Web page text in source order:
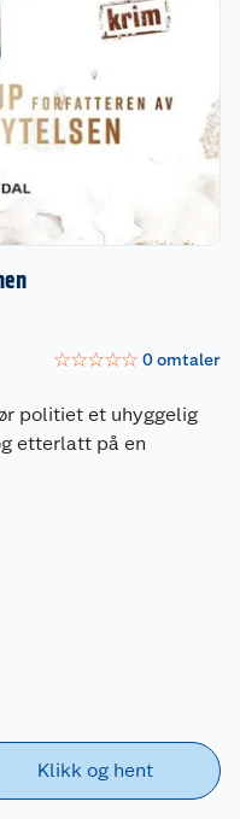
☆☆☆☆☆ 0omtaler
politiet et uhyggelig
etterlatt på en
Klikk og hent